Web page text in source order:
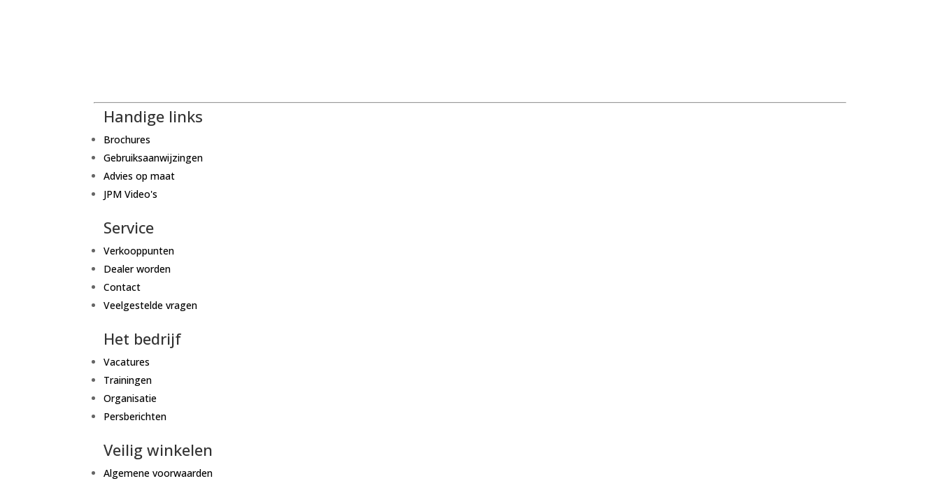
Handige links
Brochures
Gebruiksaanwijzingen
Advies op maat
JPM Video's
Service
Verkooppunten
Dealer worden
Contact
Veelgestelde vragen
Het bedrijf
Vacatures
Trainingen
Organisatie
Persberichten
Veilig winkelen
Algemene voorwaarden